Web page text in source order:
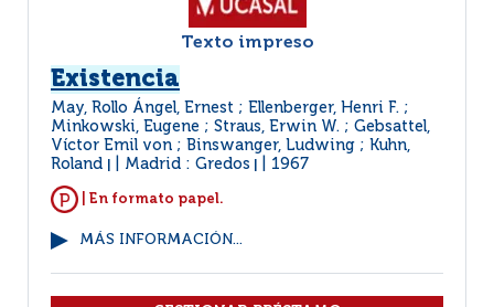
Texto impreso
Existencia
May, Rollo Ángel, Ernest ; Ellenberger, Henri F. ;
Minkowski, Eugene ; Straus, Erwin W. ; Gebsattel,
Víctor Emil von ; Binswanger, Ludwing ; Kuhn,
Roland
Madrid : Gredos 1967
| En formato papel.
MÁS INFORMACIÓN...